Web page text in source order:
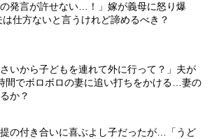
の発言が許せない…！」嫁が義母に怒り爆
は仕方ないと言うけれど諦めるべき？
さいから子どもを連れて外に行って？」夫が
間でボロボロの妻に追い打ちをかける…妻の
か？
の付き合いに喜ぶよし子だったが…「うど